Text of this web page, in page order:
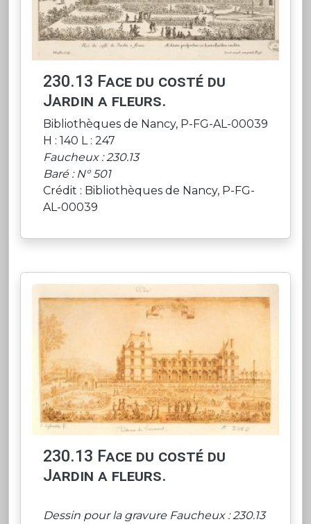
230.13 Face du costé du
Jardin a fleurs.
Bibliothèques de Nancy, P-FG-AL-00039
H : 140 L : 247
Faucheux : 230.13
Baré : N° 501
Crédit : Bibliothèques de Nancy, P-FG-
AL-00039
230.13 Face du costé du
Jardin a fleurs.
Dessin pour la gravure Faucheux : 230.13